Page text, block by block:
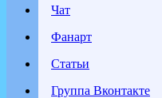
Чат
Фанарт
Статьи
Группа Вконтакте